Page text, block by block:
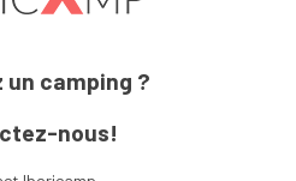
un camping ?
nous!